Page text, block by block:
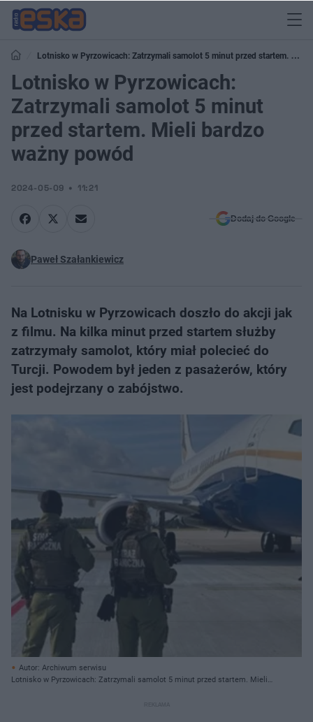
Lotnisko w Pyrzowicach: Zatrzymali samolot 5 minut przed startem. Mieli
bardzo ważny powód
Lotnisko w Pyrzowicach:
Zatrzymali samolot 5 minut
przed startem. Mieli bardzo
ważny powód
2024-05-09 11:21
Dodaj do Google
Paweł Szałankiewicz
Na Lotnisku w Pyrzowicach doszło do akcji jak
z filmu. Na kilka minut przed startem służby
zatrzymały samolot, który miał polecieć do
Turcji. Powodem był jeden z pasażerów, który
jest podejrzany o zabójstwo.
Autor: Archiwum serwisu
Lotnisko w Pyrzowicach: Zatrzymali samolot 5 minut przed startem. Mieli